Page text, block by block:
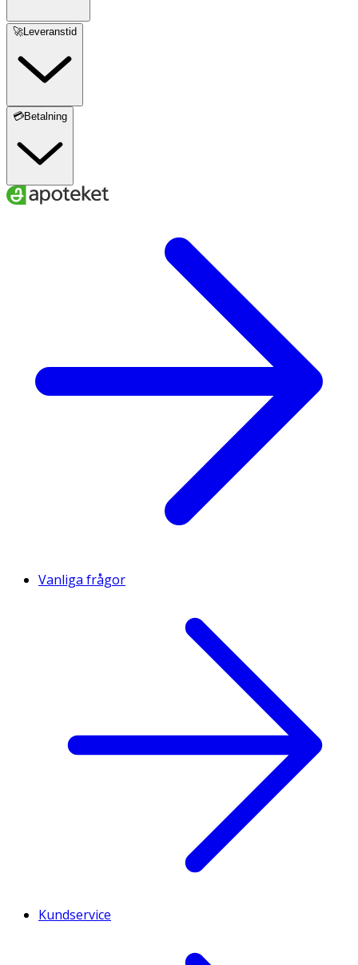
🚀Leveranstid
💳Betalning
Vanliga frågor
Kundservice